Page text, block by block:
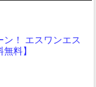
ン！ エスワンエス
料】